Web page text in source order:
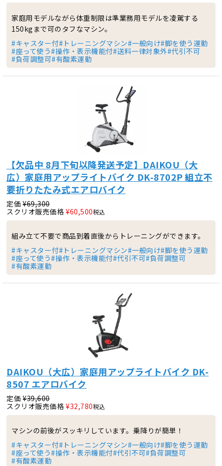
家庭用モデルながら体重制限は準業務用モデルを凌駕する
150kgまで可のタフなマシン。
#キャスター付#トレーニングマシン#一般向け#脚を使う運動
#座って使う#操作・表示機能付#送料一律対象外#代引不可
#負荷調整可#有酸素運動
【欠品中 8月下旬以降発送予定】DAIKOU（大
広）家庭用アップライトバイク DK-8702P 組立不
要折りたたみ式エアロバイク
定価 ¥69,300
スクリオ販売価格 ¥60,500税込
組み立て不要で商品到着直後からトレーニングができます。
#キャスター付#トレーニングマシン#一般向け#脚を使う運動
#座って使う#操作・表示機能付#代引不可#負荷調整可
#有酸素運動
DAIKOU（大広）家庭用アップライトバイク DK-
8507 エアロバイク
定価 ¥39,600
スクリオ販売価格 ¥32,780税込
マシンの前後がスッキリしています。乗降りが簡単！
#キャスター付#トレーニングマシン#一般向け#脚を使う運動
#座って使う#操作・表示機能付#代引不可#負荷調整可
#有酸素運動